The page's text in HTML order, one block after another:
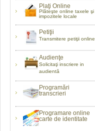
Plaţi Online
Plăteşte online taxele şi
impozitele locale
Petiţii
Transmitere petiţii online
Audienţe
Solicitaţi inscriere in
audientă
Programări
transcrieri
Programare online
carte de identitate